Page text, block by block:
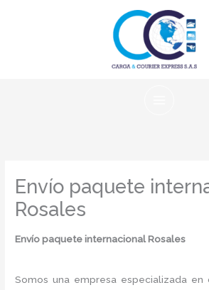
Envío paquete
Rosales
Envío paquete internacional Rosales
Somos una empresa especializada en